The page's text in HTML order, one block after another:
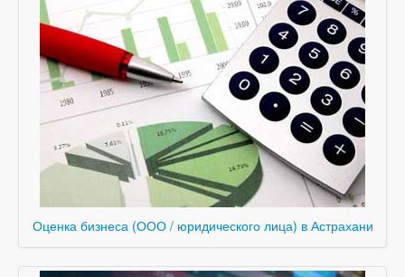
Оценка бизнеса (ООО / юридического лица) в Астрахани